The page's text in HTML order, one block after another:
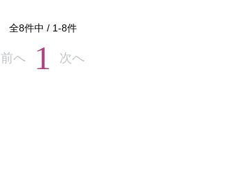
全8件中 / 1-8件
前へ 1 次へ